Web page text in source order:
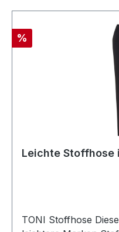
Rabatt
%
Leichte Stoffhose
TONI Stoffhose